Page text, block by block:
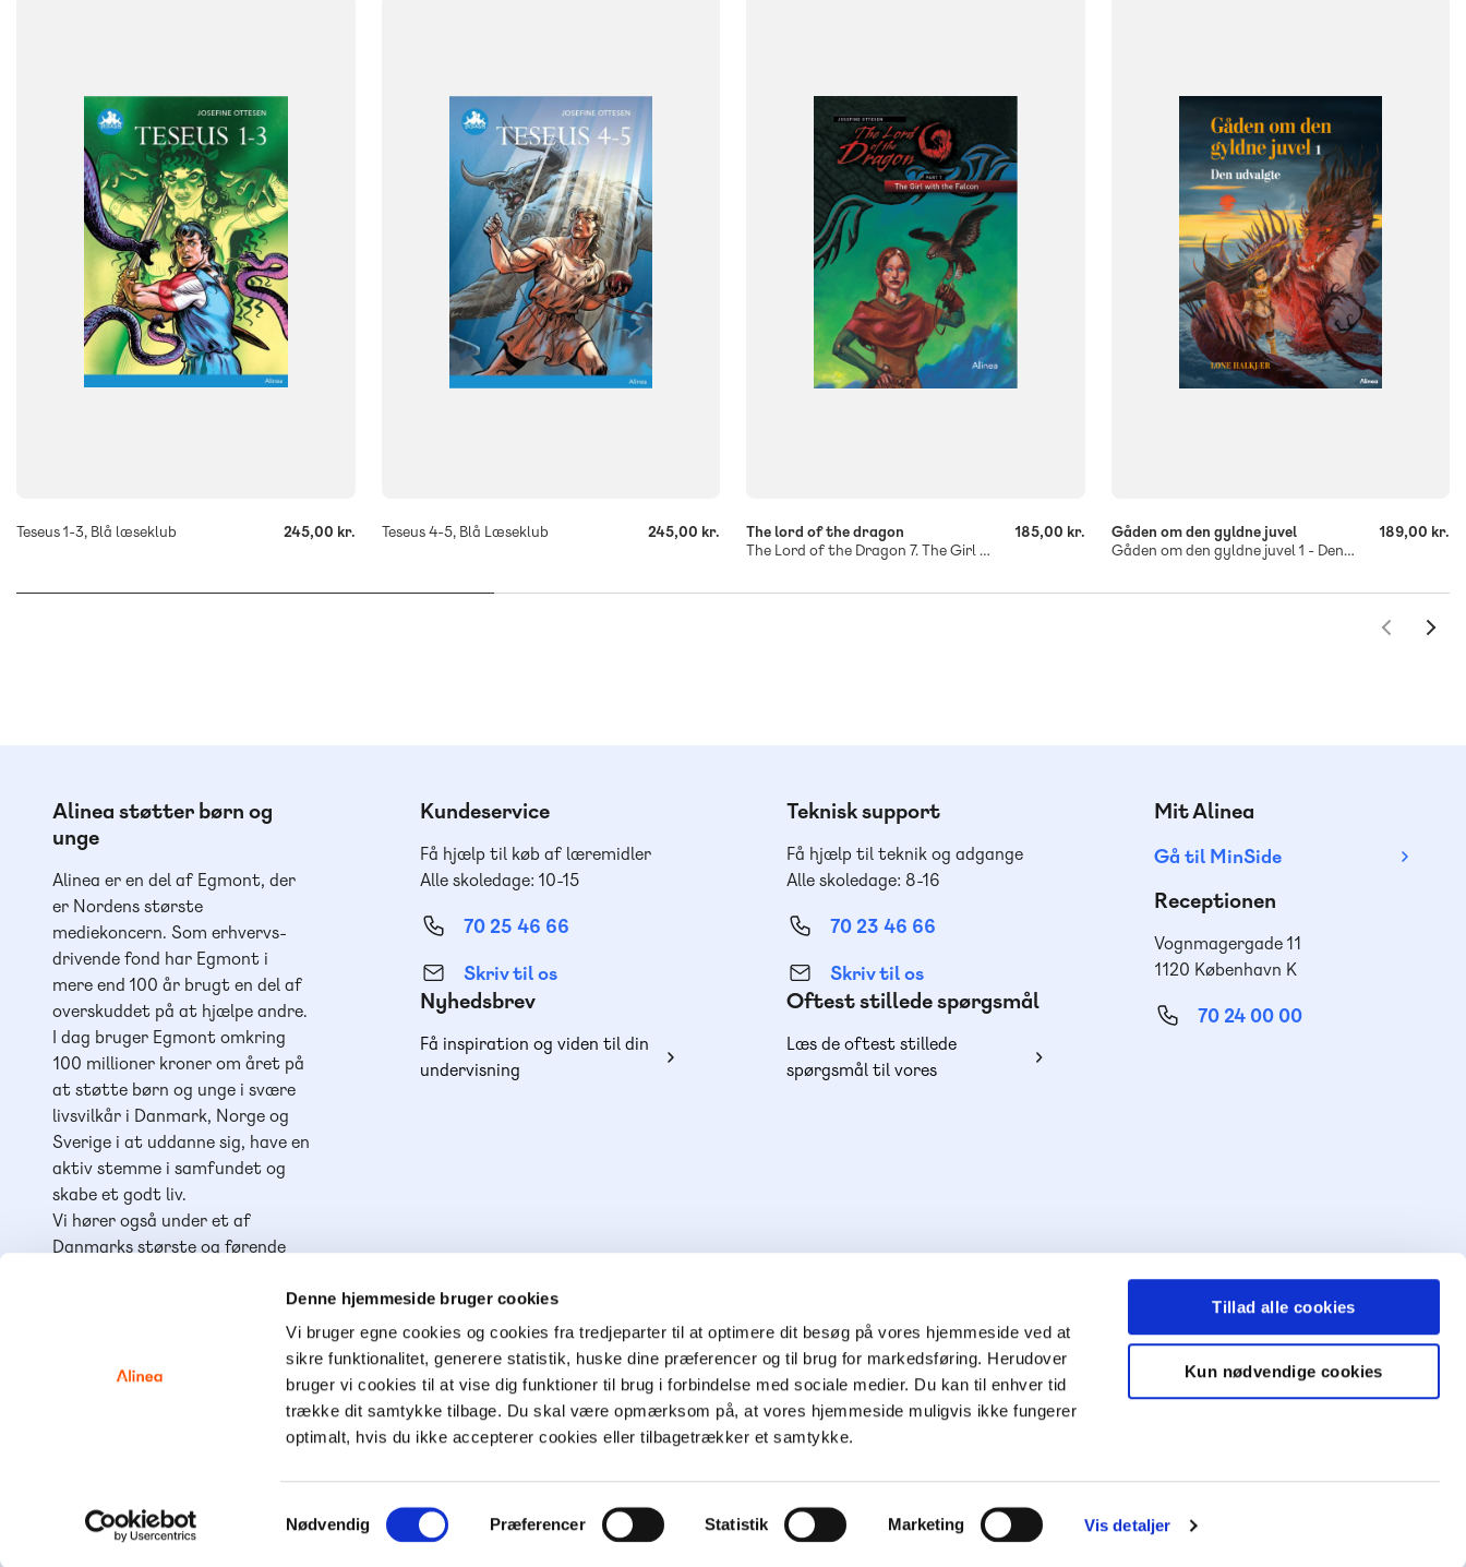
Denne hjemmeside bruger cookies
Vi bruger egne cookies og cookies fra tredjeparter til at optimere dit besøg på vores hjemmeside ved at
sikre funktionalitet, generere statistik, huske dine præferencer og til brug for markedsføring. Herudover
bruger vi cookies til at vise dig funktioner til brug i forbindelse med sociale medier. Du kan til enhver tid
trække dit samtykke tilbage. Du skal være opmærksom på, at vores hjemmeside muligvis ikke fungerer
optimalt, hvis du ikke accepterer cookies eller tilbagetrækker et samtykke.
Samtykkevalg
Nødvendig Præferencer Statistik Marketing Vis detaljer
Tillad alle cookies
Kun nødvendige cookies
2. klasse 3. klasse 4. klasse 5. klasse
6. klasse
FORMAT
Flergangsbog
9788723537652
Teseus 1-3, Blå læseklub 245,00 kr.
2. klasse 3. klasse 4. klasse 5. klasse
6. klasse
FORMAT
Flergangsbog
9788723539687
Teseus 4-5, Blå Læseklub 245,00 kr.
3. klasse
Flergangsbog
9788723546869
The lord of the dragon
The Lord of the Dragon 7. The Girl with the Falcon
185,00 kr.
0. klasse 1. klasse 2. klasse 3. klasse
FORMAT
Flergangsbog
9788723564955
Gåden om den gyldne juvel
Gåden om den gyldne juvel 1 - Den udvalgte, Blå læseklub
189,00 kr.
Alinea støtter børn og
unge
Alinea er en del af Egmont, der
er Nordens største
mediekoncern. Som erhvervs-
drivende fond har Egmont i
mere end 100 år brugt en del af
overskuddet på at hjælpe andre.
I dag bruger Egmont omkring
100 millioner kroner om året på
at støtte børn og unge i svære
livsvilkår i Danmark, Norge og
Sverige i at uddanne sig, have en
aktiv stemme i samfundet og
skabe et godt liv.
Vi hører også under et af
Danmarks største og førende
,
Ordblindetræning
Kundeservice
Få hjælp til køb af læremidler
Alle skoledage: 10-15
70 25 46 66
Skriv til os
Nyhedsbrev
Få inspiration og viden til din
undervisning
Teknisk support
Få hjælp til teknik og adgange
Alle skoledage: 8-16
70 23 46 66
Skriv til os
Oftest stillede spørgsmål
Læs de oftest stillede
spørgsmål til vores
Mit Alinea
Gå til MinSide
Receptionen
Vognmagergade 11
1120 København K
70 24 00 00
Mød
© Alinea 2026 Cookie- & privatlivspolitik CVR 76351910